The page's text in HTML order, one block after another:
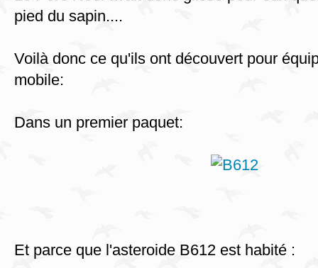
pied du sapin....
Voilà donc ce qu'ils ont découvert pour
mobile:
Dans un premier paquet:
Et parce que l'asteroide B612 est habité :